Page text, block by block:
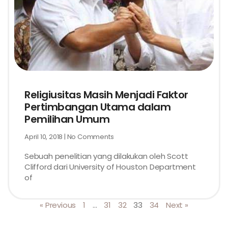
Religiusitas Masih Menjadi Faktor
Pertimbangan Utama dalam
Pemilihan Umum
April 10, 2018 No Comments
Sebuah penelitian yang dilakukan oleh Scott
Clifford dari University of Houston Department
of
« Previous 1 … 31 32 33 34 Next »